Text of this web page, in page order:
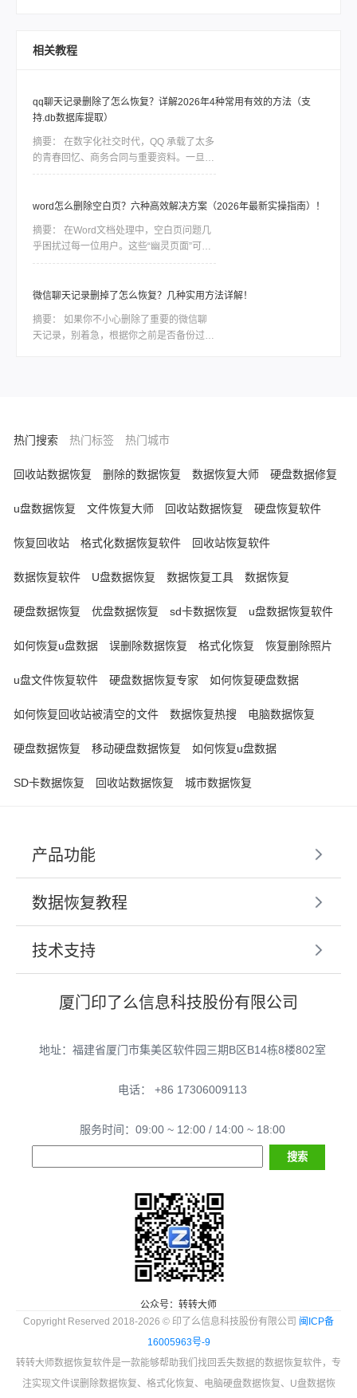
据？后来折腾了大半天才把东西捞回来大部
付费的顺序，把我试过靠谱的几个方法都告
诉你，重点解决怎样恢复坏的硬盘数据这个
问题。
相关教程
qq聊天记录删除了怎么恢复？详解2026年4种常用有效的方法（支
持.db数据库提取）
摘要：
的青春回忆、商务合同与重要资料。一旦误
删聊天记录，由于 QQ 数据的加密特性，恢
等同于永久抹除。在数据底层，删除指令通
数据尚未覆盖该区域，通过合理的方法依然
有很大几率找回。
word怎么删除空白页？六种高效解决方案（2026年最新实操指南）！
摘要：
乎困扰过每一位用户。这些“幽灵页面”可能
由分页符残留、段落格式异常、表格溢出或
白页呢？本文结合最新Office版本特性，整
冗余页面。
微信聊天记录删掉了怎么恢复？几种实用方法详解！
摘要：
天记录，别着急，根据你之前是否备份过、
热门搜索 热门标签 热门城市
回收站数据恢复 删除的数据恢复 数据恢复大师 硬盘数据修复
u盘数据恢复 文件恢复大师 回收站数据恢复 硬盘恢复软件
恢复回收站 格式化数据恢复软件 回收站恢复软件
数据恢复软件 U盘数据恢复 数据恢复工具 数据恢复
硬盘数据恢复 优盘数据恢复 sd卡数据恢复 u盘数据恢复软件
如何恢复u盘数据 误删除数据恢复 格式化恢复 恢复删除照片
u盘文件恢复软件 硬盘数据恢复专家 如何恢复硬盘数据
如何恢复回收站被清空的文件 数据恢复热搜 电脑数据恢复
硬盘数据恢复 移动硬盘数据恢复 如何恢复u盘数据
SD卡数据恢复 回收站数据恢复 城市数据恢复
产品功能
数据恢复教程
技术支持
厦门印了么信息科技股份有限公司
地址：福建省厦门市集美区软件园三期B区B14栋8楼802室
电话： +86 17306009113
服务时间：09:00 ~ 12:00 / 14:00 ~ 18:00
公众号：转转大师
Copyright Reserved 2018-2026 © 印了么信息科技股份有限公司 闽ICP备
16005963号-9
转转大师数据恢复软件是一款能够帮助我们找回丢失数据的数据恢复软件，专
注实现文件误删除数据恢复、格式化恢复、电脑硬盘数据恢复、U盘数据恢